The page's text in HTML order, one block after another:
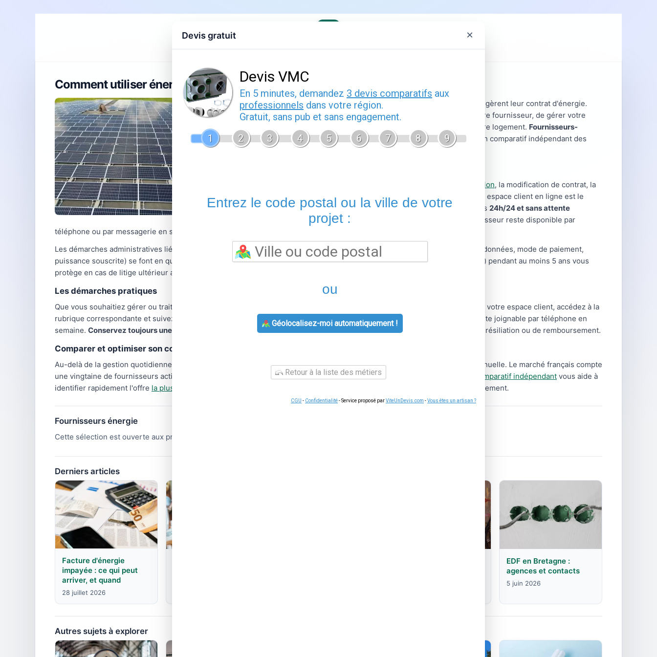
Accueil Devis gratuit Contact EDF Engie Fournisseurs Demenagement GRDF
Comment utiliser énergie : guide pratique
Énergieest un sujet que de nombreux foyers français rencontrent lorsqu'ils gèrent leur contrat d'énergie.
Bien comprendre cette thématique vous permet de mieux interagir avec votre fournisseur, de gérer votre
contrat sereinement et d'anticiper les démarches administratives liées à votre logement. Fournisseurs-
Énergie.fr
vous accompagne à chaque étape avec des guides pratiques et un comparatif indépendant des
offres disponibles sur le marché français.
concernent souvent la souscription, la modification de contrat, la
gestion
des factures ou le changement
de situation. Dans tous les cas, votre espace client en ligne est le
premier outil à consulter : il concentre l'essentiel des démarches disponibles 24h/24 et sans attente
. En cas de question complexe, le service client de votre fournisseur reste disponible par
téléphone ou par messagerie en semaine.
Les démarches administratives liées à l'énergie sont souvent plus simples qu'il n'y paraît. La plupart des changements (coordonnées, mode de paiement,
puissance souscrite) se font en quelques clics depuis l'espace client.Conserver vos documents(factures, contrats, relevés) pendant au moins 5 ans vous
protège en cas de litige ultérieur avec votre fournisseur.
Les démarches pratiques
Que vous souhaitiez gérer ou traiter une demande liée à
, voici les étapes habituelles : connectez-vous à votre espace client, accédez à la
rubrique correspondante et suivez les instructions. Pour les demandes complexes, le service client de votre fournisseur reste joignable par téléphone en
semaine. Conservez toujours une trace écrite de vos échanges en cas de litige ultérieur, notamment pour les demandes de résiliation ou de remboursement.
Comparer et optimiser son contrat d'énergie
Au-delà de la gestion quotidienne, comparer les offres d'énergiereste le moyen le plus efficace de réduire votre facture annuelle. Le marché français compte
une vingtaine de fournisseurs actifs, avec des écarts tarifaires pouvant atteindre 15 % sur une consommation type.
Notre comparatif indépendant vous aide à
identifier rapidement l'offre la plus avantageuse pour votre profil de consommation, sans engagement et sans frais de changement.
Fournisseurs énergie
Cette sélection est ouverte aux professionnels du domaine.
Derniers articles
Facture d'énergie
impayée : ce qui peut
arriver, et quand
28 juillet 2026
EDF en Bretagne :
agences et contacts
5 juin 2026
Autres sujets à explorer
Devis gratuit ×